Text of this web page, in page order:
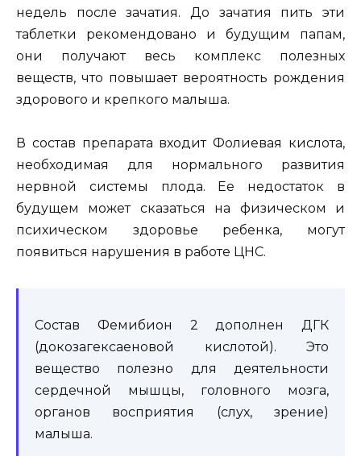
недель после зачатия. До зачатия пить эти
таблетки рекомендовано и будущим папам,
они получают весь комплекс полезных
веществ, что повышает вероятность рождения
здорового и крепкого малыша.
В состав препарата входит Фолиевая кислота,
необходимая для нормального развития
нервной системы плода. Ее недостаток в
будущем может сказаться на физическом и
психическом здоровье ребенка, могут
появиться нарушения в работе ЦНС.
Состав Фемибион 2 дополнен ДГК
(докозагексаеновой кислотой). Это
вещество полезно для деятельности
сердечной мышцы, головного мозга,
органов восприятия (слух, зрение)
малыша.